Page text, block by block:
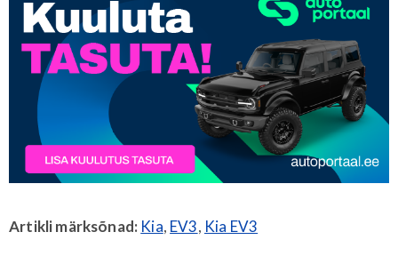
Artikli märksõnad: Kia, EV3, Kia EV3